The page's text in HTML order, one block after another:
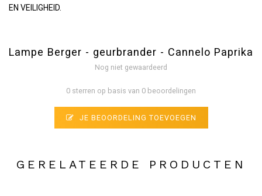
EN VEILIGHEID.
Lampe Berger - geurbrander - Cannelo Paprika
Nog niet gewaardeerd
0 sterren op basis van 0 beoordelingen
JE BEOORDELING TOEVOEGEN
GERELATEERDE PRODUCTEN